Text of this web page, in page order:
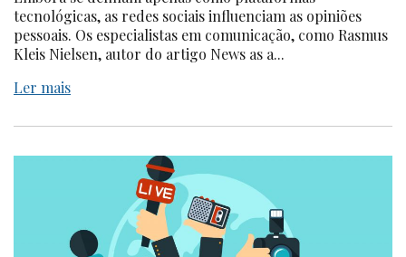
tecnológicas, as redes sociais influenciam as opiniões
pessoais. Os especialistas em comunicação, como Rasmus
Kleis Nielsen, autor do artigo News as a...
Ler mais